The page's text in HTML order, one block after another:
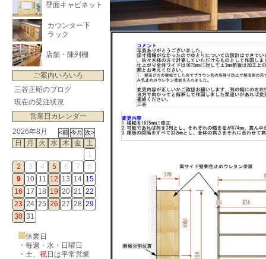
壁面キャビネット
カウンター下
ラック
店舗・陳列棚
ご案内いろいろ
三谷正昭のブログ
現在の受注状況
営業日カレンダー
2026年8月
日
月 火 水 木 金
土
1
2
3 4 5 6 7
8
9
10 11 12 13 14 15
16 17 18 19 20 21 22
23 24 25 26 27 28 29
30 31
休業日
・毎週・水・日曜日
・ 土、 祝日は平常営業